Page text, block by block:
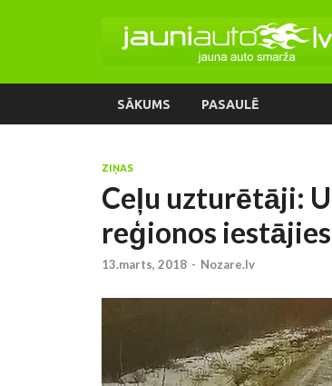
SĀKUMS PASAULĒ
ZIŅAS
Ceļu uzturētāji:
reģionos
13.marts, 2018 - Nozare.lv